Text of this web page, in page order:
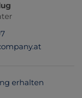
erhalten